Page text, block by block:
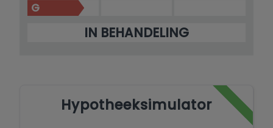
G
IN BEHANDELING
Hypotheeksimulator